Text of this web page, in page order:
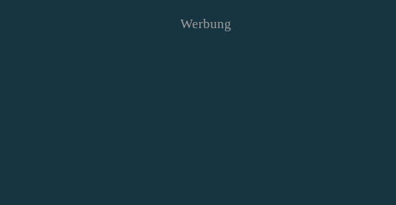
Werbung